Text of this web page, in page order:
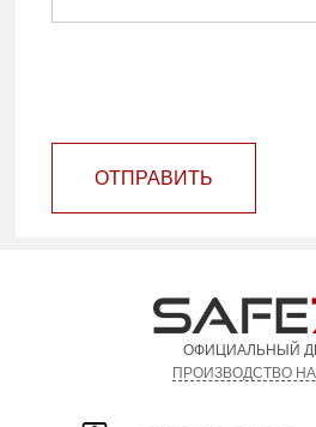
ОТПРАВИТЬ
ОФИЦИАЛЬНЫЙ
ПРОИЗВОДСТВО НА